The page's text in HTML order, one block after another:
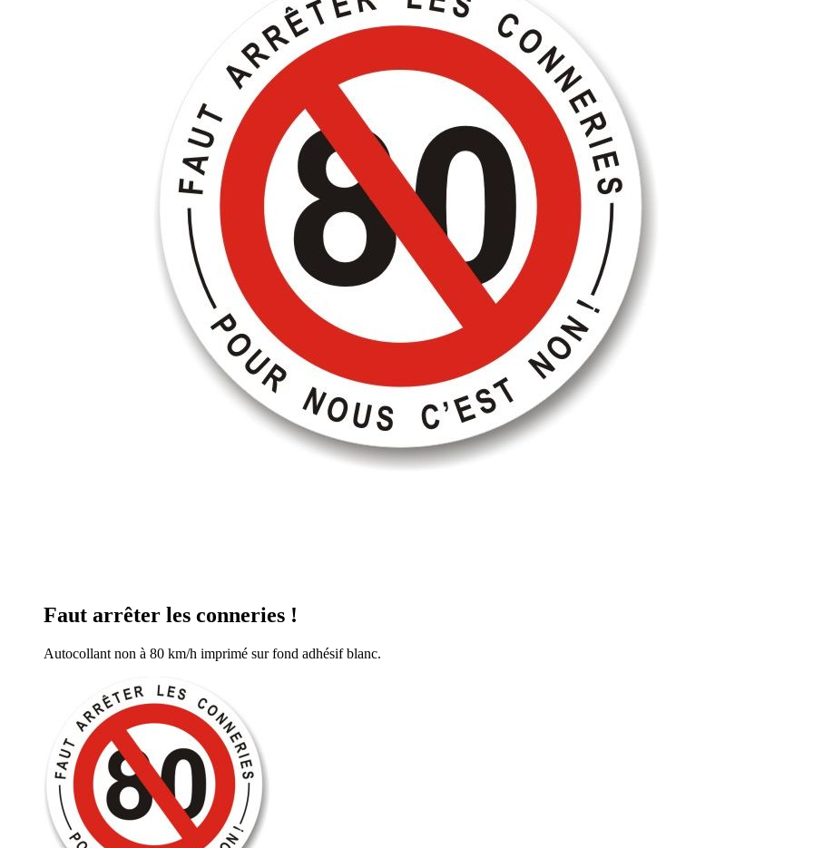
Faut arrêter les conneries !
Autocollant non à 80 km/h imprimé sur fond adhésif blanc.